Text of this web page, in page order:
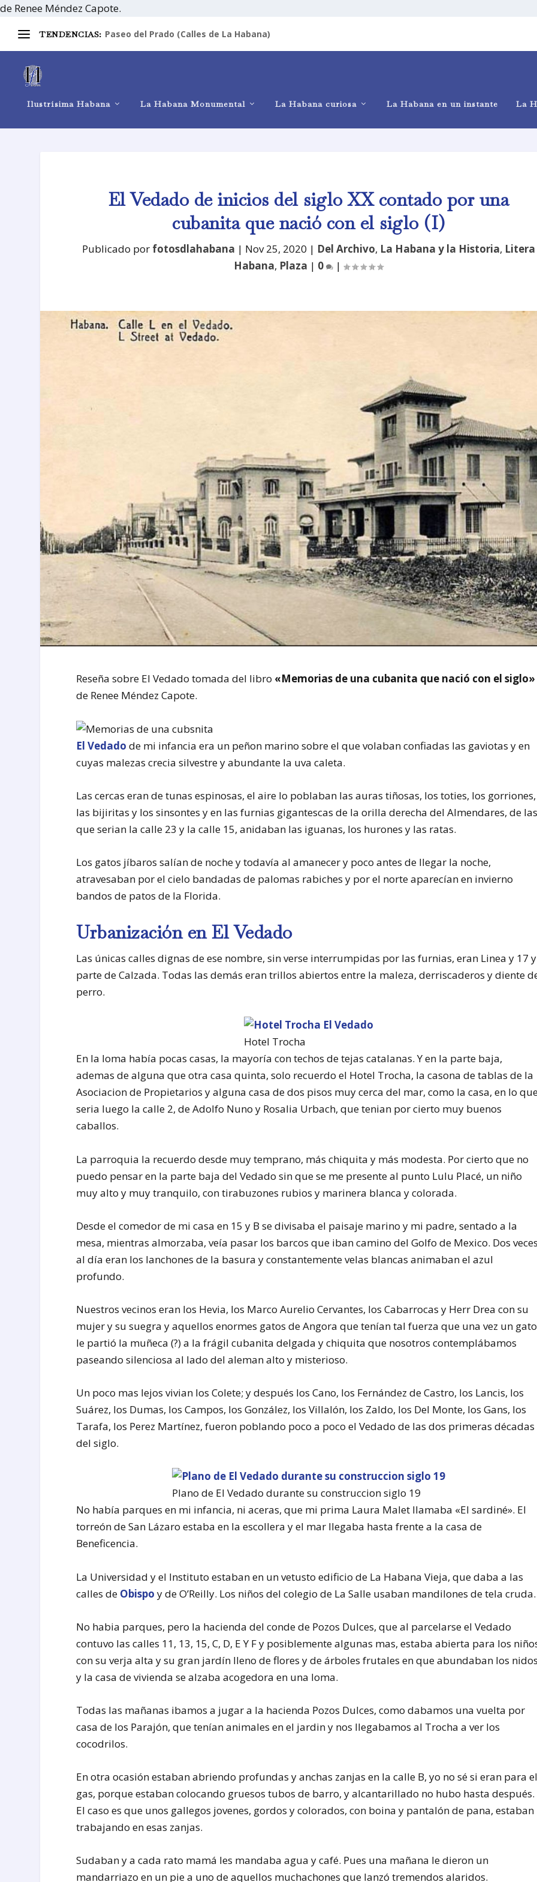
de Renee Méndez Capote.
TENDENCIAS: Paseo del Prado (Calles de La Habana)
Ilustrísima Habana La Habana Monumental La Habana curiosa La Habana en un instante La
El Vedado de inicios del siglo XX contado por una
cubanita que nació con el siglo (I)
Publicado por fotosdlahabana | Nov 25, 2020 | Del Archivo, La Habana y la Historia, Litera
Habana, Plaza | 0 |
Reseña sobre El Vedado tomada del libro «Memorias de una cubanita que nació con el siglo»
de Renee Méndez Capote.
El Vedado de mi infancia era un peñon marino sobre el que volaban confiadas las gaviotas y en
cuyas malezas crecia silvestre y abundante la uva caleta.
Las cercas eran de tunas espinosas, el aire lo poblaban las auras tiñosas, los toties, los gorriones,
las bijiritas y los sinsontes y en las furnias gigantescas de la orilla derecha del Almendares, de las
que serian la calle 23 y la calle 15, anidaban las iguanas, los hurones y las ratas.
Los gatos jíbaros salían de noche y todavía al amanecer y poco antes de llegar la noche,
atravesaban por el cielo bandadas de palomas rabiches y por el norte aparecían en invierno
bandos de patos de la Florida.
Urbanización en El Vedado
Las únicas calles dignas de ese nombre, sin verse interrumpidas por las furnias, eran Linea y 17 y
parte de Calzada. Todas las demás eran trillos abiertos entre la maleza, derriscaderos y diente
perro.
Hotel Trocha
En la loma había pocas casas, la mayoría con techos de tejas catalanas. Y en la parte baja,
ademas de alguna que otra casa quinta, solo recuerdo el Hotel Trocha, la casona de tablas de la
Asociacion de Propietarios y alguna casa de dos pisos muy cerca del mar, como la casa, en lo
seria luego la calle 2, de Adolfo Nuno y Rosalia Urbach, que tenian por cierto muy buenos
caballos.
La parroquia la recuerdo desde muy temprano, más chiquita y más modesta. Por cierto que no
puedo pensar en la parte baja del Vedado sin que se me presente al punto Lulu Placé, un niño
muy alto y muy tranquilo, con tirabuzones rubios y marinera blanca y colorada.
Desde el comedor de mi casa en 15 y B se divisaba el paisaje marino y mi padre, sentado a la
mesa, mientras almorzaba, veía pasar los barcos que iban camino del Golfo de Mexico. Dos veces
al día eran los lanchones de la basura y constantemente velas blancas animaban el azul
profundo.
Nuestros vecinos eran los Hevia, los Marco Aurelio Cervantes, los Cabarrocas y Herr Drea con su
mujer y su suegra y aquellos enormes gatos de Angora que tenían tal fuerza que una vez un gato
Ie partió la muñeca (?) a la frágil cubanita delgada y chiquita que nosotros contemplábamos
paseando silenciosa al lado del aleman alto y misterioso.
Un poco mas lejos vivian los Colete; y después los Cano, los Fernández de Castro, los Lancis, los
Suárez, los Dumas, los Campos, los González, los Villalón, los Zaldo, los Del Monte, los Gans, los
Tarafa, los Perez Martínez, fueron poblando poco a poco el Vedado de las dos primeras décadas
del siglo.
Plano de El Vedado durante su construccion siglo 19
No había parques en mi infancia, ni aceras, que mi prima Laura Malet llamaba «El sardiné». El
torreón de San Lázaro estaba en la escollera y el mar llegaba hasta frente a la casa de
Beneficencia.
La Universidad y el Instituto estaban en un vetusto edificio de La Habana Vieja, que daba a las
calles de Obispo y de O’Reilly. Los niños del colegio de La Salle usaban mandilones de tela cruda.
No habia parques, pero la hacienda del conde de Pozos Dulces, que al parcelarse el Vedado
contuvo las calles 11, 13, 15, C, D, E Y F y posiblemente algunas mas, estaba abierta para los
con su verja alta y su gran jardín lleno de flores y de árboles frutales en que abundaban los nidos
y la casa de vivienda se alzaba acogedora en una loma.
Todas las mañanas ibamos a jugar a la hacienda Pozos Dulces, como dabamos una vuelta por
casa de los Parajón, que tenían animales en el jardin y nos llegabamos al Trocha a ver los
cocodrilos.
En otra ocasión estaban abriendo profundas y anchas zanjas en la calle B, yo no sé si eran para el
gas, porque estaban colocando gruesos tubos de barro, y alcantarillado no hubo hasta después.
El caso es que unos gallegos jovenes, gordos y colorados, con boina y pantalón de pana, estaban
trabajando en esas zanjas.
Sudaban y a cada rato mamá les mandaba agua y café. Pues una mañana Ie dieron un
mandarriazo en un pie a uno de aquellos muchachones que lanzó tremendos alaridos.